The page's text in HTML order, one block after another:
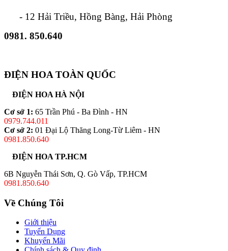
- 12 Hải Triều, Hồng Bàng, Hải Phòng
0981. 850.640
ĐIỆN HOA TOÀN QUỐC
ĐIỆN HOA HÀ NỘI
Cơ sở 1: 65 Trần Phú - Ba Đình - HN
0979.744.011
Cơ sở 2: 01 Đại Lộ Thăng Long-Từ Liêm - HN
0981.850.640
ĐIỆN HOA TP.HCM
6B Nguyễn Thái Sơn, Q. Gò Vấp, TP.HCM
0981.850.640
Về Chúng Tôi
Giới thiệu
Tuyển Dụng
Khuyến Mãi